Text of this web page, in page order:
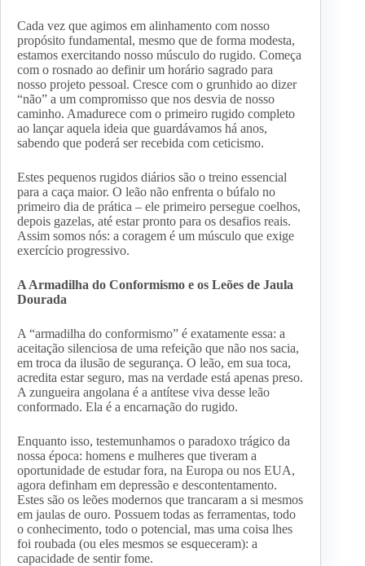
Cada vez que agimos em alinhamento com nosso
propósito fundamental, mesmo que de forma modesta,
estamos exercitando nosso músculo do rugido. Começa
com o rosnado ao definir um horário sagrado para
nosso projeto pessoal. Cresce com o grunhido ao dizer
“não” a um compromisso que nos desvia de nosso
caminho. Amadurece com o primeiro rugido completo
ao lançar aquela ideia que guardávamos há anos,
sabendo que poderá ser recebida com ceticismo.
Estes pequenos rugidos diários são o treino essencial
para a caça maior. O leão não enfrenta o búfalo no
primeiro dia de prática – ele primeiro persegue coelhos,
depois gazelas, até estar pronto para os desafios reais.
Assim somos nós: a coragem é um músculo que exige
exercício progressivo.
A Armadilha do Conformismo e os Leões de Jaula
Dourada
A “armadilha do conformismo” é exatamente essa: a
aceitação silenciosa de uma refeição que não nos sacia,
em troca da ilusão de segurança. O leão, em sua toca,
acredita estar seguro, mas na verdade está apenas preso.
A zungueira angolana é a antítese viva desse leão
conformado. Ela é a encarnação do rugido.
Enquanto isso, testemunhamos o paradoxo trágico da
nossa época: homens e mulheres que tiveram a
oportunidade de estudar fora, na Europa ou nos EUA,
agora definham em depressão e descontentamento.
Estes são os leões modernos que trancaram a si mesmos
em jaulas de ouro. Possuem todas as ferramentas, todo
o conhecimento, todo o potencial, mas uma coisa lhes
foi roubada (ou eles mesmos se esqueceram): a
capacidade de sentir fome.